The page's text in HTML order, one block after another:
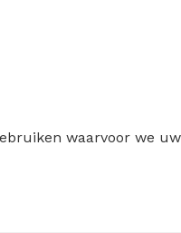
waarvoor we